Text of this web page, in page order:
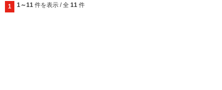
1 1～11 件を表示 / 全 11 件